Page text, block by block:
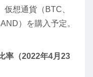
仮想通貨（BTC、
）を購入予定。
率（2022年4月23